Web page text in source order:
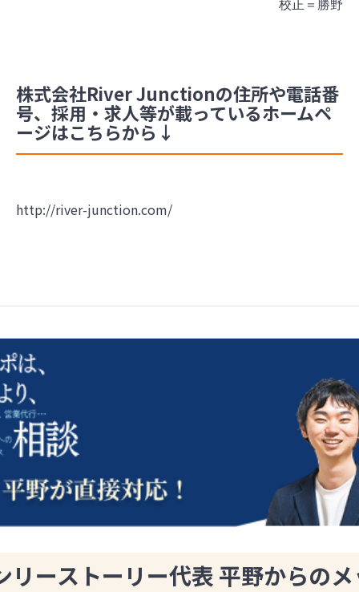
校正＝勝野
株式会社River Junctionの住所や電話番
号、採用・求人等が載っているホームペ
ージはこちらから↓
http://river-junction.com/
リーストーリー代表 平野からの